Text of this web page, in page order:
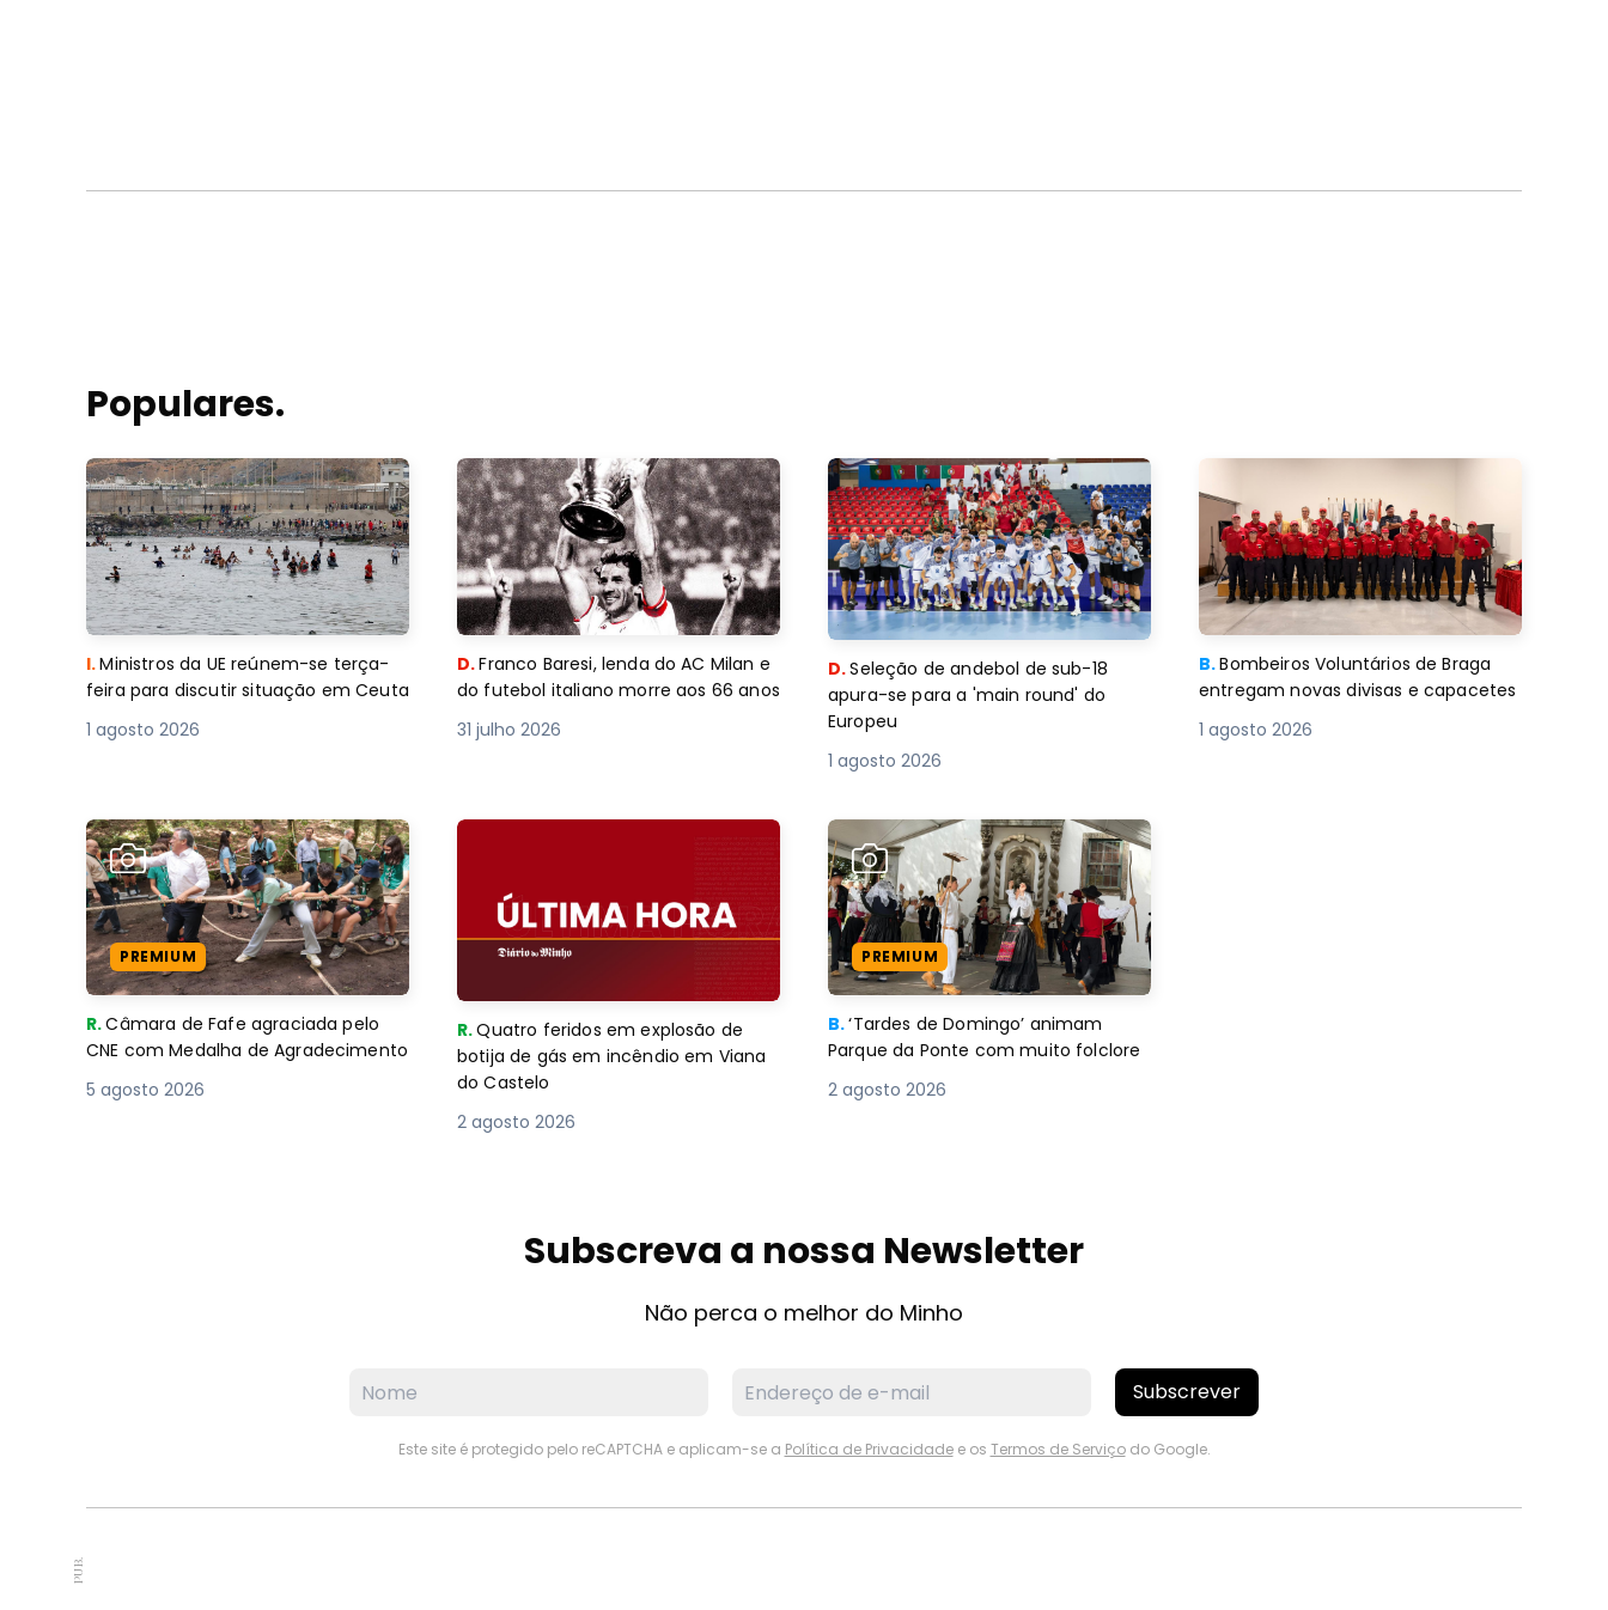
Populares.
I.Ministros da UE reúnem-se terça-
feira para discutir situação em Ceuta
1 agosto 2026
D.Franco Baresi, lenda do AC Milan e
do futebol italiano morre aos 66 anos
31 julho 2026
D.Seleção de andebol de sub-18
apura-se para a 'main round' do
Europeu
1 agosto 2026
B.Bombeiros Voluntários de Braga
entregam novas divisas e capacetes
1 agosto 2026
PREMIUM
R.Câmara de Fafe agraciada pelo
CNE com Medalha de Agradecimento
5 agosto 2026
R.Quatro feridos em explosão de
botija de gás em incêndio em Viana
do Castelo
2 agosto 2026
PREMIUM
B.‘Tardes de Domingo’ animam
Parque da Ponte com muito folclore
2 agosto 2026
Subscreva a nossa Newsletter
Não perca o melhor do Minho
Subscrever
Este site é protegido pelo reCAPTCHA e aplicam-se a Política de Privacidadee os Termos de Serviçodo Google.
PUB.